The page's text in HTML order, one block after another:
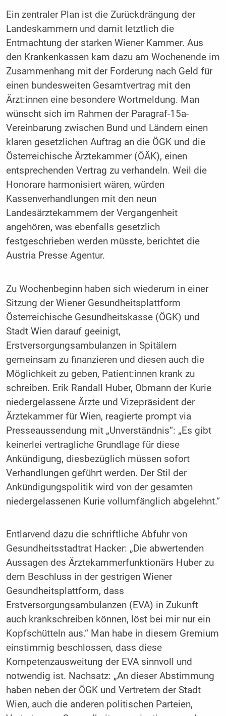
Ein zentraler Plan ist die Zurückdrängung der
Landeskammern und damit letztlich die
Entmachtung der starken Wiener Kammer. Aus
den Krankenkassen kam dazu am Wochenende im
Zusammenhang mit der Forderung nach Geld für
einen bundesweiten Gesamtvertrag mit den
Ärzt:innen eine besondere Wortmeldung. Man
wünscht sich im Rahmen der Paragraf-15a-
Vereinbarung zwischen Bund und Ländern einen
klaren gesetzlichen Auftrag an die ÖGK und die
Österreichische Ärztekammer (ÖÄK), einen
entsprechenden Vertrag zu verhandeln. Weil die
Honorare harmonisiert wären, würden
Kassenverhandlungen mit den neun
Landesärztekammern der Vergangenheit
angehören, was ebenfalls gesetzlich
festgeschrieben werden müsste, berichtet die
Austria Presse Agentur.
Zu Wochenbeginn haben sich wiederum in einer
Sitzung der Wiener Gesundheitsplattform
Österreichische Gesundheitskasse (ÖGK) und
Stadt Wien darauf geeinigt,
Erstversorgungsambulanzen in Spitälern
gemeinsam zu finanzieren und diesen auch die
Möglichkeit zu geben, Patient:innen krank zu
schreiben. Erik Randall Huber, Obmann der Kurie
niedergelassene Ärzte und Vizepräsident der
Ärztekammer für Wien, reagierte prompt via
Presseaussendung mit „Unverständnis“: „Es gibt
keinerlei vertragliche Grundlage für diese
Ankündigung, diesbezüglich müssen sofort
Verhandlungen geführt werden. Der Stil der
Ankündigungspolitik wird von der gesamten
niedergelassenen Kurie vollumfänglich abgelehnt.“
Entlarvend dazu die schriftliche Abfuhr von
Gesundheitsstadtrat Hacker: „Die abwertenden
Aussagen des Ärztekammerfunktionärs Huber zu
dem Beschluss in der gestrigen Wiener
Gesundheitsplattform, dass
Erstversorgungsambulanzen (EVA) in Zukunft
auch krankschreiben können, löst bei mir nur ein
Kopfschütteln aus.“ Man habe in diesem Gremium
einstimmig beschlossen, dass diese
Kompetenzausweitung der EVA sinnvoll und
notwendig ist. Nachsatz: „An dieser Abstimmung
haben neben der ÖGK und Vertretern der Stadt
Wien, auch die anderen politischen Parteien,